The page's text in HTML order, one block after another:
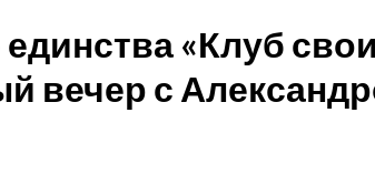
«Клуб
вечер с